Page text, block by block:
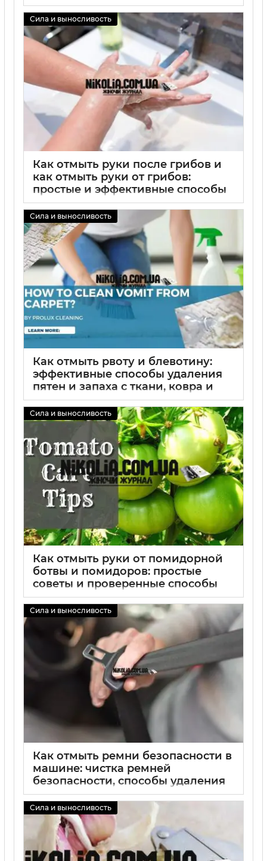
Сила и выносливость
Как отмыть руки после грибов и
как отмыть руки от грибов:
простые и эффективные способы
чистки рук, мыло и дезинфекция
02 09 2025 0
Сила и выносливость
Как отмыть рвоту и блевотину:
эффективные способы удаления
пятен и запаха с ткани, ковра и
обивки дома — полезные советы
по быстрой чистке
Сила и выносливость
Как отмыть руки от помидорной
ботвы и помидоров: простые
советы и проверенные способы
удаления пятен на руках
02 09 2025 0
Сила и выносливость
Как отмыть ремни безопасности в
машине: чистка ремней
безопасности, способы удаления
пятен и запахов, советы по
безопасной очистке
02 09 2025 0
Сила и выносливость